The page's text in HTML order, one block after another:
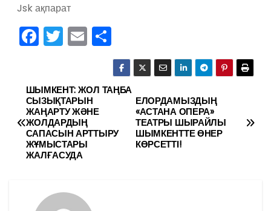
Jsk ақпарат
F
e
b
o
o
T
er
E
l
О
тп
р
а
и
Н
а
в
ЕЛОРДАМЫЗДЫҢ
«АСТАНА ОПЕРА»
ТЕАТРЫ ШЫРАЙЛЫ
ШЫМКЕНТТЕ ӨНЕР
КӨРСЕТТІ!
ШЫМКЕНТ: ЖОЛ ТАҢБА
СЫЗЫҚТАРЫН
ЖАҢАРТУ ЖӘНЕ
ЖОЛДАРДЫҢ
САПАСЫН АРТТЫРУ
ЖҰМЫСТАРЫ
ЖАЛҒАСУДА